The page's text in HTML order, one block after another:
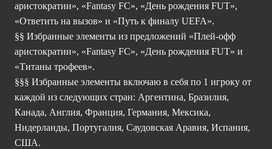
аристократии», «Fantasy FC», «День рождения FUT»,
«Ответить на вызов» и «Путь к финалу UEFA».
§§ Избранные элементы из предложений «Плей-офф
аристократии», «Fantasy FC», «День рождения FUT» и
«Титаны трофеев».
§§§ Избранные элементы включаю в себя по 1 игроку от
каждой из следующих стран: Аргентина, Бразилия,
Канада, Англия, Франция, Германия, Мексика,
Нидерланды, Португалия, Саудовская Аравия, Испания,
США.